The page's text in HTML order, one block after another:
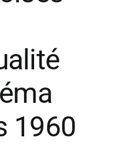
1960